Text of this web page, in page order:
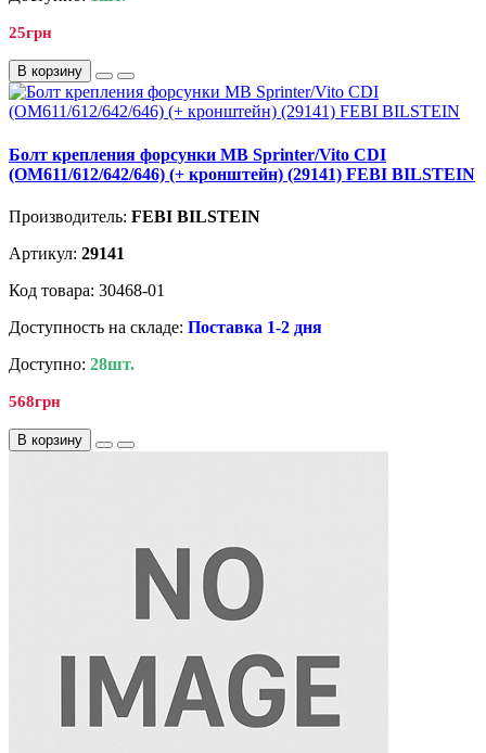
25грн
В корзину
Болт крепления форсунки MB Sprinter/Vito CDI
(OM611/612/642/646) (+ кронштейн) (29141) FEBI BILSTEIN
Производитель: FEBI BILSTEIN
Артикул: 29141
Код товара: 30468-01
Доступность на складе: Поставка 1-2 дня
Доступно: 28шт.
568грн
В корзину